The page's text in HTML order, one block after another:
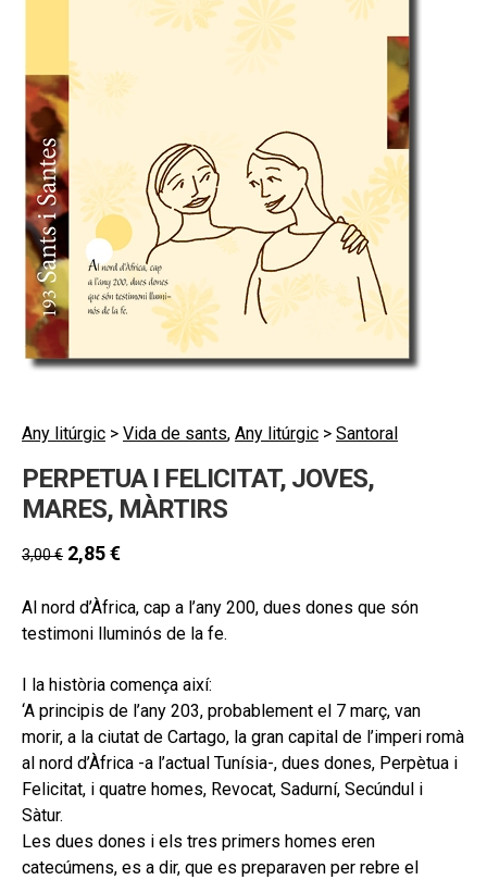
BUSCAR
CAT
ESP
Any litúrgic > Vida de sants, Any litúrgic > Santoral
PERPETUA I FELICITAT, JOVES,
MARES, MÀRTIRS
3,00€ 2,85€
Al nord d’Àfrica, cap a l’any 200, dues dones que són
testimoni lluminós de la fe.
I la història comença així:
‘A principis de l’any 203, probablement el 7 març, van
morir, a la ciutat de Cartago, la gran capital de l’imperi romà
al nord d’Àfrica -a l’actual Tunísia-, dues dones, Perpètua i
Felicitat, i quatre homes, Revocat, Sadurní, Secúndul i
Sàtur.
Les dues dones i els tres primers homes eren
catecúmens, es a dir, que es preparaven per rebre el